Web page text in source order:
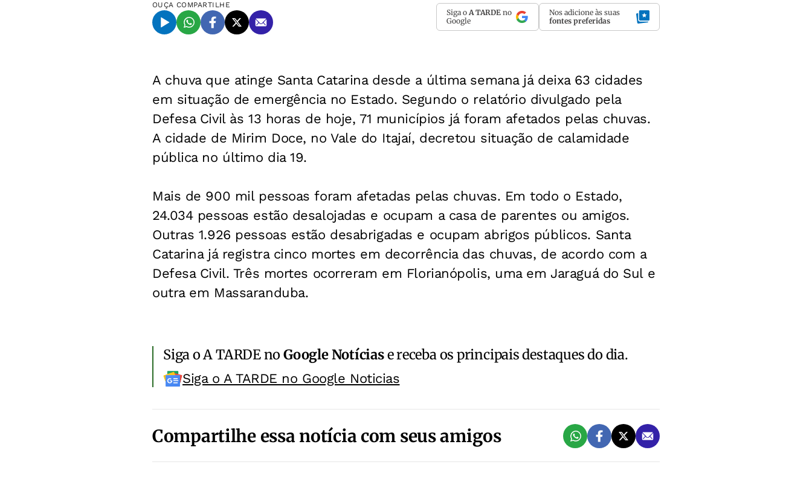
OUÇA COMPARTILHE
Siga o A TARDE no
Google
Nos adicione às suas
fontes preferidas
A chuva que atinge Santa Catarina desde a última semana já deixa 63 cidades
em situação de emergência no Estado. Segundo o relatório divulgado pela
Defesa Civil às 13 horas de hoje, 71 municípios já foram afetados pelas chuvas.
A cidade de Mirim Doce, no Vale do Itajaí, decretou situação de calamidade
pública no último dia 19.
Mais de 900 mil pessoas foram afetadas pelas chuvas. Em todo o Estado,
24.034 pessoas estão desalojadas e ocupam a casa de parentes ou amigos.
Outras 1.926 pessoas estão desabrigadas e ocupam abrigos públicos. Santa
Catarina já registra cinco mortes em decorrência das chuvas, de acordo com a
Defesa Civil. Três mortes ocorreram em Florianópolis, uma em Jaraguá do Sul e
outra em Massaranduba.
Siga o A TARDE noGoogle Notíciase receba os principais destaques do dia.
Siga o A TARDE no Google Noticias
Compartilhe essa notícia com seus amigos